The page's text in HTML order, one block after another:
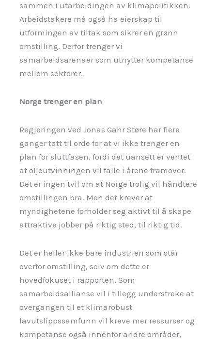
sammen i utarbeidingen av klimapolitikken.
Arbeidstakere må også ha eierskap til
utformingen av tiltak som sikrer en grønn
omstilling. Derfor trenger vi
samarbeidsarenaer som utnytter kompetanse
mellom sektorer.
Norge trenger en plan
Regjeringen ved Jonas Gahr Støre har flere
ganger tatt til orde for at vi ikke trenger en
plan for sluttfasen, fordi det uansett er ventet
at oljeutvinningen vil falle i årene framover.
Det er ingen tvil om at Norge trolig vil håndtere
omstillingen bra. Men det krever at
myndighetene forholder seg aktivt til å skape
attraktive jobber på riktig sted, til riktig tid.
Det er heller ikke bare industrien som står
overfor omstilling, selv om dette er
hovedfokuset i rapporten. Som
samarbeidsallianse vil i tillegg understreke at
overgangen til et klimarobust
lavutslippssamfunn vil kreve mer ressurser og
kompetanse også innenfor andre områder,